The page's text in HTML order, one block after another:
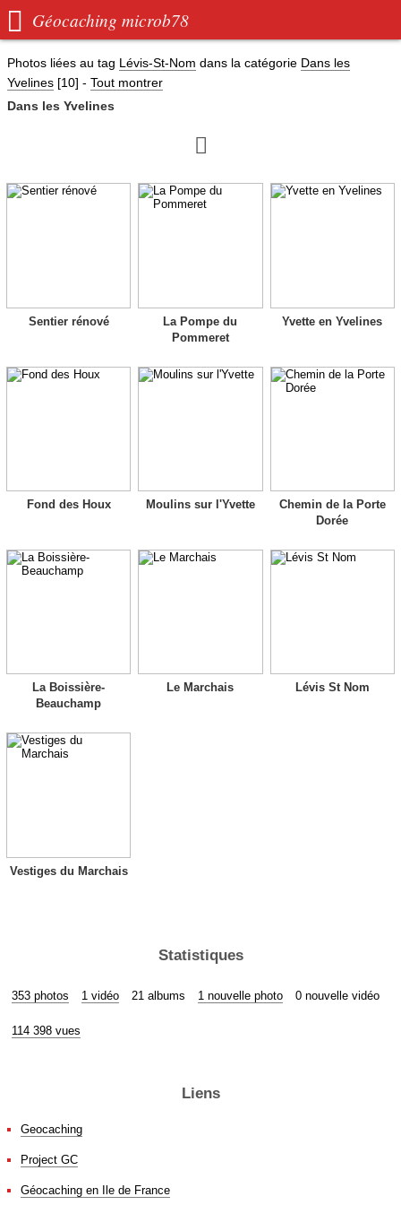
 Géocaching microb78
Photos liées au tag Lévis-St-Nom dans la catégorie Dans les
Yvelines [10] - Tout montrer
Dans les Yvelines

Sentier rénové
La Pompe du
Pommeret
Yvette en Yvelines
Fond des Houx Moulins sur l'Yvette
Chemin de la Porte
Dorée
La Boissière-
Beauchamp
Le Marchais Lévis St Nom
Vestiges du Marchais
Statistiques
353 photos 1 vidéo 21 albums 1 nouvelle photo 0 nouvelle vidéo
114 398 vues
Liens
Geocaching
Project GC
Géocaching en Ile de France